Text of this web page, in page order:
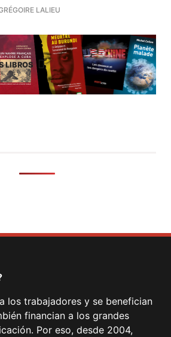
LALIEU
LIBROS
los trabajadores y se benefician
financian a los grandes
Por eso, desde 2004,